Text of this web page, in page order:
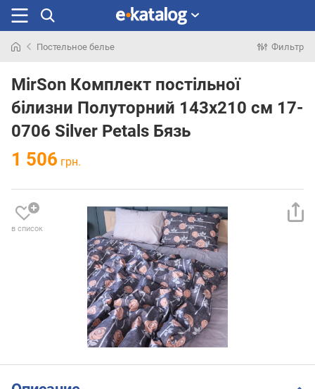
раньше
Постельное белье Фильтр
MirSon Комплект постільної
білизни Полуторний 143х210 см 17-
0706 Silver Petals Бязь
1 506 грн.
в список